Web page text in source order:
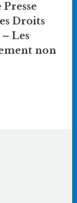
Droits
Les
non